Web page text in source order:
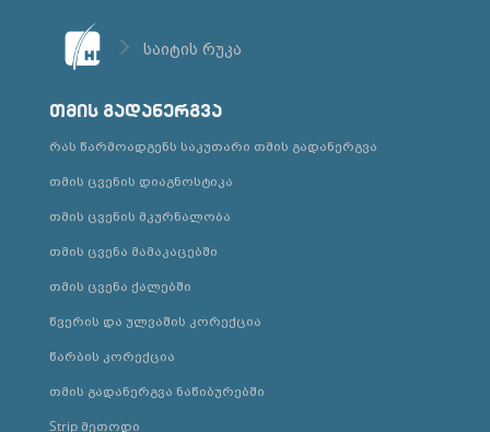
საიტის რუკა
თმის გადანერგვა
რას წარმოადგენს საკუთარი თმის გადანერგვა
თმის ცვენის დიაგნოსტიკა
თმის ცვენის მკურნალობა
თმის ცვენა მამაკაცებში
თმის ცვენა ქალებში
წვერის და ულვაშის კორექცია
წარბის კორექცია
თმის გადანერგვა ნაწიბურებში
Strip მეთოდი